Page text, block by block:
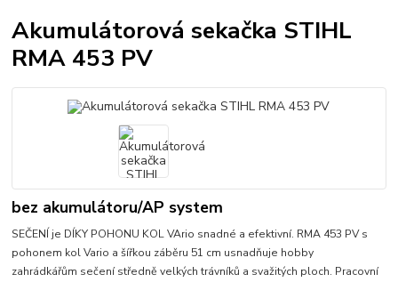
Akumulátorová sekačka STIHL
RMA 453 PV
bez akumulátoru/AP system
SEČENÍ je DÍKY POHONU KOL VArio snadné a efektivní. RMA 453 PV s
pohonem kol Vario a šířkou záběru 51 cm usnadňuje hobby
zahrádkářům sečení středně velkých trávníků a svažitých ploch. Pracovní